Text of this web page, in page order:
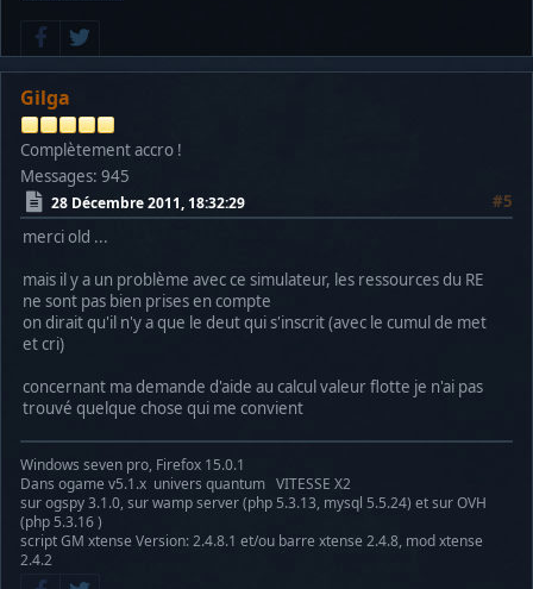
Gilga
Complètement accro !
Messages: 945
28 Décembre 2011, 18:32:29
#5
merci old ...
mais il y a un problème avec ce simulateur, les ressources du RE
ne sont pas bien prises en compte
on dirait qu'il n'y a que le deut qui s'inscrit (avec le cumul de met
et cri)
concernant ma demande d'aide au calcul valeur flotte je n'ai pas
trouvé quelque chose qui me convient
Windows seven pro, Firefox 15.0.1
Dans ogame v5.1.x univers quantum VITESSE X2
sur ogspy 3.1.0, sur wamp server (php 5.3.13, mysql 5.5.24) et sur OVH
(php 5.3.16 )
script GM xtense Version: 2.4.8.1 et/ou barre xtense 2.4.8, mod xtense
2.4.2